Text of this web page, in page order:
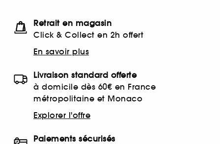
Retrait en magasin
Click & Collect en 2h offert
En savoir plus
Livraison standard offerte
à domicile dès 60€ en France
métropolitaine et Monaco
Explorer l'offre
Paiements sécurisés